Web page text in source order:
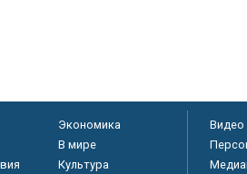
Экономика
В мире
Культура
Видео